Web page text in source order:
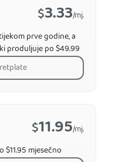
$11.95/mj.
mjesečno
$3.33/mj.
prve godine, a
produljuje po $49.99